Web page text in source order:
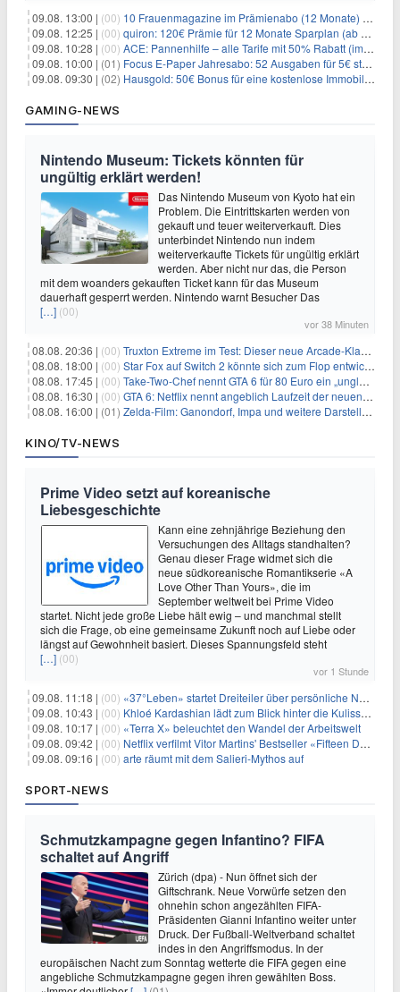
09.08. 13:00 | (00) 10 Frauenmagazine im Prämienabo (12 Monate) mit Prämien bis zu 225€
09.08. 12:25 | (00) quiron: 120€ Prämie für 12 Monate Sparplan (ab 100€/Monat)
09.08. 10:28 | (00) ACE: Pannenhilfe – alle Tarife mit 50% Rabatt (im ersten Jahr)
09.08. 10:00 | (01) Focus E-Paper Jahresabo: 52 Ausgaben für 5€ statt 207,48€ – per Formular kündbar!
09.08. 09:30 | (02) Hausgold: 50€ Bonus für eine kostenlose Immobilienbewertung
GAMING-NEWS
Nintendo Museum: Tickets könnten für
ungültig erklärt werden!
Das Nintendo Museum von Kyoto hat ein
Problem. Die Eintrittskarten werden von
gekauft und teuer weiterverkauft. Dies
unterbindet Nintendo nun indem
weiterverkaufte Tickets für ungültig erklärt
werden. Aber nicht nur das, die Person
mit dem woanders gekauften Ticket kann für das Museum
dauerhaft gesperrt werden. Nintendo warnt Besucher Das
[…] (00)
vor 38 Minuten
08.08. 20:36 | (00) Truxton Extreme im Test: Dieser neue Arcade-Klassiker verzeiht dir gar nichts
08.08. 18:00 | (00) Star Fox auf Switch 2 könnte sich zum Flop entwickeln
08.08. 17:45 | (00) Take-Two-Chef nennt GTA 6 für 80 Euro ein „unglaubliches Schnäppchen“
08.08. 16:30 | (00) GTA 6: Netflix nennt angeblich Laufzeit der neuen Gameplay-Präsentation
08.08. 16:00 | (01) Zelda-Film: Ganondorf, Impa und weitere Darsteller sollen feststehen
KINO/TV-NEWS
Prime Video setzt auf koreanische
Liebesgeschichte
Kann eine zehnjährige Beziehung den
Versuchungen des Alltags standhalten?
Genau dieser Frage widmet sich die
neue südkoreanische Romantikserie «A
Love Other Than Yours», die im
September weltweit bei Prime Video
startet. Nicht jede große Liebe hält ewig – und manchmal stellt
sich die Frage, ob eine gemeinsame Zukunft noch auf Liebe oder
längst auf Gewohnheit basiert. Dieses Spannungsfeld steht
[…] (00)
vor 1 Stunde
09.08. 11:18 | (00) «37°Leben» startet Dreiteiler über persönliche Neuanfänge
09.08. 10:43 | (00) Khloé Kardashian lädt zum Blick hinter die Kulissen ihres Freundeskreises
09.08. 10:17 | (00) «Terra X» beleuchtet den Wandel der Arbeitswelt
09.08. 09:42 | (00) Netflix verfilmt Vitor Martins' Bestseller «Fifteen Days»
09.08. 09:16 | (00) arte räumt mit dem Salieri-Mythos auf
SPORT-NEWS
Schmutzkampagne gegen Infantino? FIFA
schaltet auf Angriff
Zürich (dpa) - Nun öffnet sich der
Giftschrank. Neue Vorwürfe setzen den
ohnehin schon angezählten FIFA-
Präsidenten Gianni Infantino weiter unter
Druck. Der Fußball-Weltverband schaltet
indes in den Angriffsmodus. In der
europäischen Nacht zum Sonntag wetterte die FIFA gegen eine
angebliche Schmutzkampagne gegen ihren gewählten Boss.